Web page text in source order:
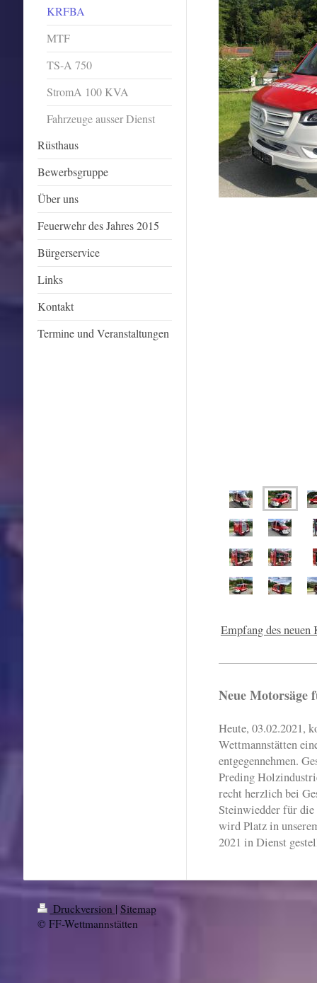
KRFBA
MTF
TS-A 750
StromA 100 KVA
Fahrzeuge ausser Dienst
Rüsthaus
Bewerbsgruppe
Über uns
Feuerwehr des Jahres 2015
Bürgerservice
Links
Kontakt
Termine und Veranstaltungen
Empfang des
Neue
Heute, 03.02.2021,
Wettmannstätten
entgegennehmen.
Preding
recht herzlich bei
Steinwiedder für die
wird Platz in
2021 in Dienst
Druckversion | Sitemap
© FF-Wettmannstätten